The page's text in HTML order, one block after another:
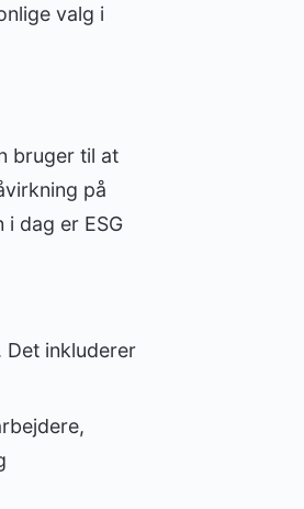
valg i
bruger til at
på
dag er ESG
inkluderer